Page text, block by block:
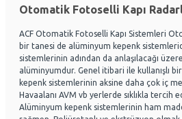
Otomatik Fotoselli Kapı
ACF Otomatik Fotoselli Kapı Sistemleri
bir tanesi de alüminyum kepenk
sistemlerinin adından da anlaşılacağı
alüminyumdur. Genel itibari ile kullanışlı
kepenk sistemlerinin aksine daha çok iç
Havaalanı AVM vb yerlerde sıklıkla tercih
Alüminyum kepenk sistemlerinin ham